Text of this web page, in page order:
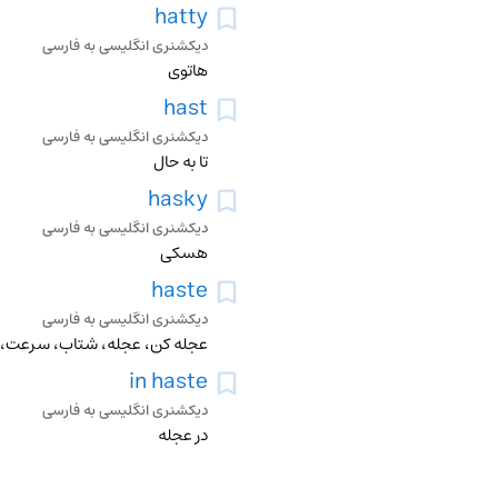
hatty
دیکشنری انگلیسی به فارسی
هاتوی
hast
دیکشنری انگلیسی به فارسی
تا به حال
hasky
دیکشنری انگلیسی به فارسی
هسکی
haste
دیکشنری انگلیسی به فارسی
عجله کن، عجله، شتاب،
in haste
دیکشنری انگلیسی به فارسی
در عجله